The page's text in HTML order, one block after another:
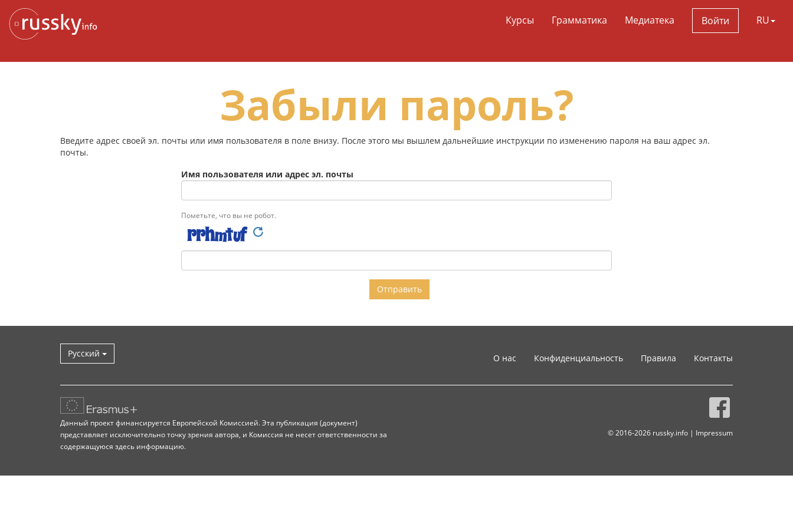
содержанию
Курсы Грамматика Медиатека Войти RU
Забыли пароль?
Введите адрес своей эл. почты или имя пользователя в поле внизу. После этого мы вышлем дальнейшие инструкции по изменению пароля на ваш адрес эл.
почты.
Имя пользователя или адрес эл. почты
Пометьте, что вы не робот.
Русский О нас Конфиденциальность Правила Контакты
Данный проект финансируется Европейской Комиссией. Эта публикация (документ)
представляет исключительно точку зрения автора, и Комиссия не несет ответственности за
содержащуюся здесь информацию.
© 2016-2026 russky.info | Impressum